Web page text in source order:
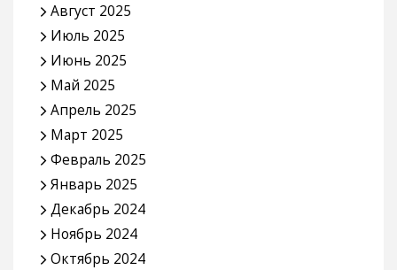
Август 2025
Июль 2025
Июнь 2025
Май 2025
Апрель 2025
Март 2025
Февраль 2025
Январь 2025
Декабрь 2024
Ноябрь 2024
Октябрь 2024